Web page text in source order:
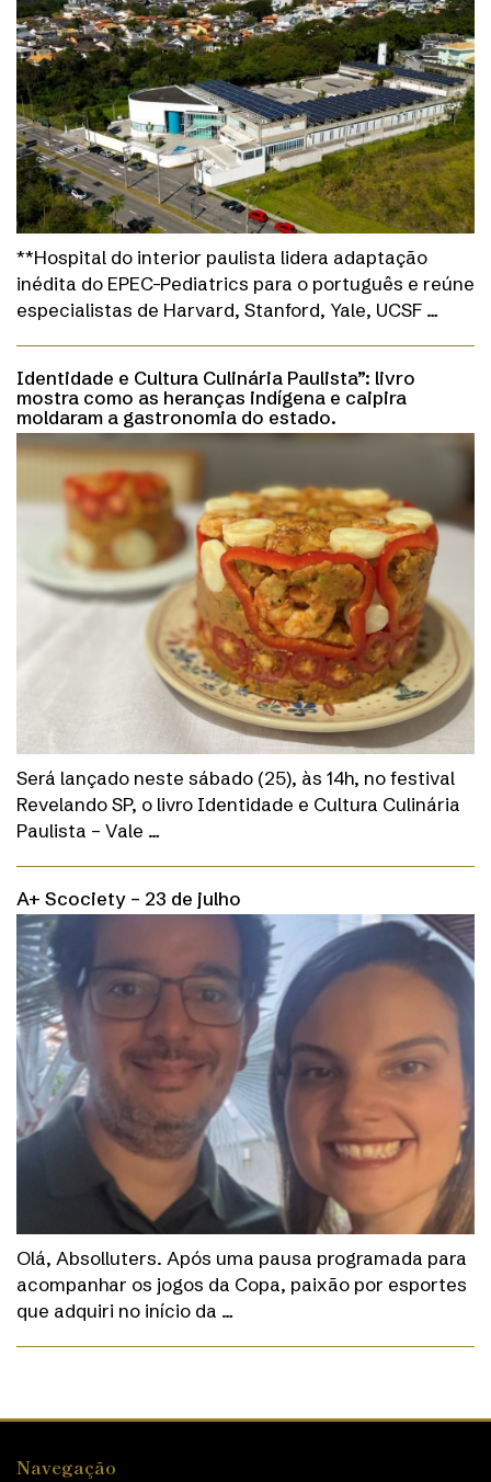
**Hospital do interior paulista lidera adaptação
inédita do EPEC-Pediatrics para o português e reúne
especialistas de Harvard, Stanford, Yale, UCSF …
Identidade e Cultura Culinária Paulista”: livro
mostra como as heranças indígena e caipira
moldaram a gastronomia do estado.
Será lançado neste sábado (25), às 14h, no festival
Revelando SP, o livro Identidade e Cultura Culinária
Paulista – Vale …
A+ Scociety – 23 de julho
Olá, Absolluters. Após uma pausa programada para
acompanhar os jogos da Copa, paixão por esportes
que adquiri no início da …
Navegação